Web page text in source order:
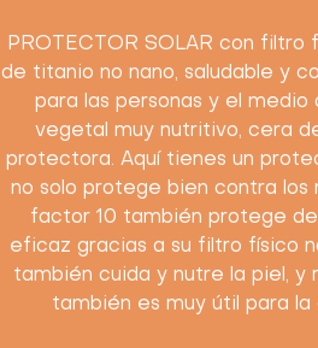
PROTECTOR SOLAR con filtro
de titanio no nano, saludable y
para las personas y el
vegetal muy nutritivo, cera
protectora. Aquí tienes un
no solo protege bien contra los
factor 10 también protege
eficaz gracias a su filtro físico
también cuida y nutre la piel, y
también es muy útil para la